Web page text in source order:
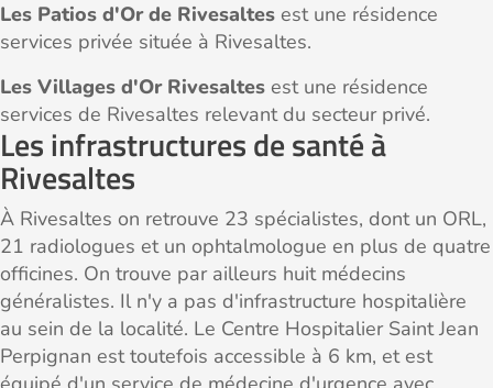
Les Patios d'Or de Rivesaltes est une résidence
services privée située à Rivesaltes.
Les Villages d'Or Rivesaltes est une résidence
services de Rivesaltes relevant du secteur privé.
Les infrastructures de santé à
Rivesaltes
À Rivesaltes on retrouve 23 spécialistes, dont un ORL,
21 radiologues et un ophtalmologue en plus de quatre
officines. On trouve par ailleurs huit médecins
généralistes. Il n'y a pas d'infrastructure hospitalière
au sein de la localité. Le Centre Hospitalier Saint Jean
Perpignan est toutefois accessible à 6 km, et est